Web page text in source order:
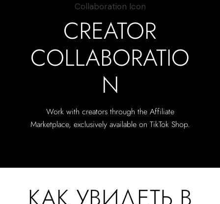
CREATOR
COLLABORATIO
N
Work with creators through the Affiliate
Marketplace, exclusively available on TikTok Shop.